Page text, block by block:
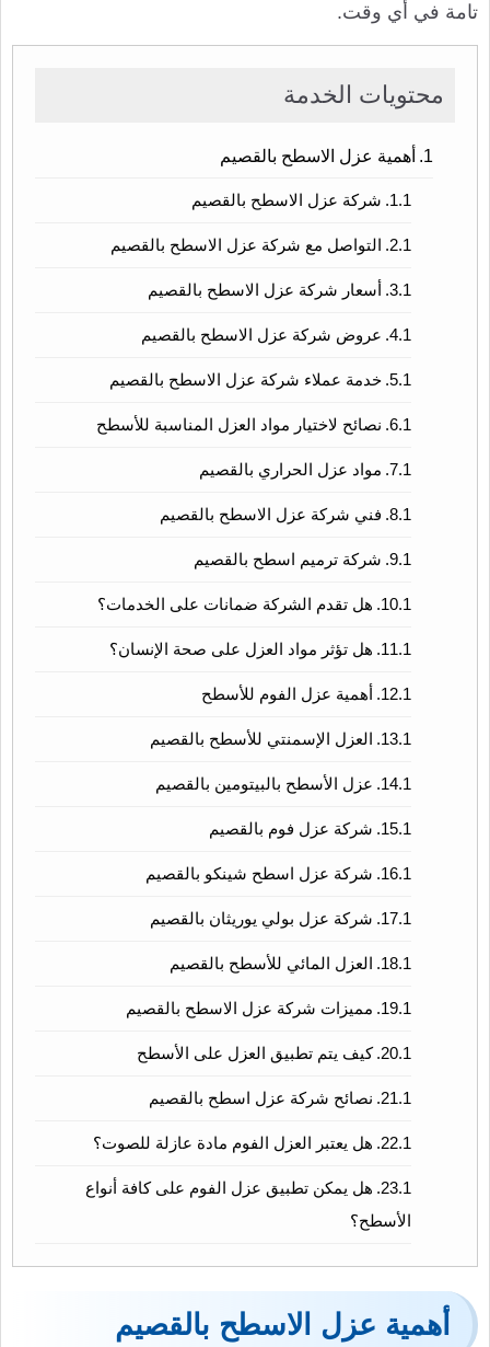
تامة في أي وقت.
محتويات الخدمة
أهمية عزل الاسطح بالقصيم
شركة عزل الاسطح بالقصيم
التواصل مع شركة عزل الاسطح بالقصيم
أسعار شركة عزل الاسطح بالقصيم
عروض شركة عزل الاسطح بالقصيم
خدمة عملاء شركة عزل الاسطح بالقصيم
نصائح لاختيار مواد العزل المناسبة للأسطح
مواد عزل الحراري بالقصيم
فني شركة عزل الاسطح بالقصيم
شركة ترميم اسطح بالقصيم
هل تقدم الشركة ضمانات على الخدمات؟
هل تؤثر مواد العزل على صحة الإنسان؟
أهمية عزل الفوم للأسطح
العزل الإسمنتي للأسطح بالقصيم
عزل الأسطح بالبيتومين بالقصيم
شركة عزل فوم بالقصيم
شركة عزل اسطح شينكو بالقصيم
شركة عزل بولي يوريثان بالقصيم
العزل المائي للأسطح بالقصيم
مميزات شركة عزل الاسطح بالقصيم
كيف يتم تطبيق العزل على الأسطح
نصائح شركة عزل اسطح بالقصيم
هل يعتبر العزل الفوم مادة عازلة للصوت؟
هل يمكن تطبيق عزل الفوم على كافة أنواع
الأسطح؟
أهمية عزل الاسطح بالقصيم